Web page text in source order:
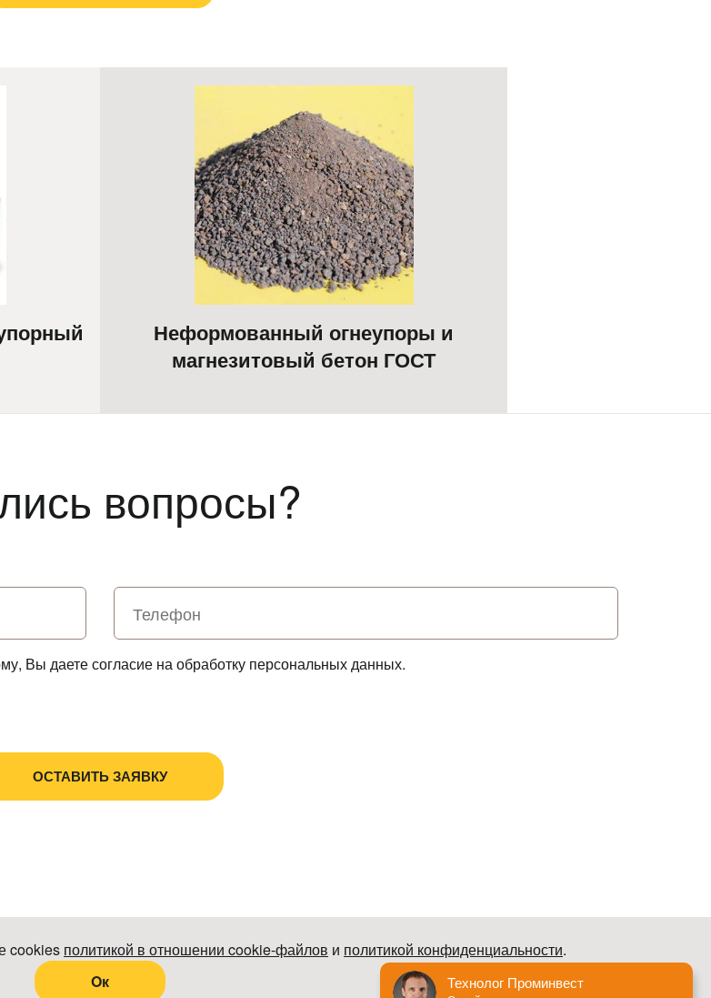
Неформованный огнеупоры и
магнезитовый бетон ГОСТ
вопросы?
Вы даете согласие на обработку персональных данных.
© Пром Инвест. Все права защищены 2007–2026
cookies политикой в отношении cookie-файлов и политикой конфиденциальности.
Oк
Технолог Проминвест